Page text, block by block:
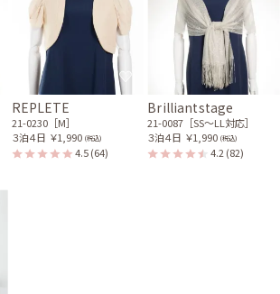
はひざ丈でした。 友人にも好評でした。 好きなブ
てうれしかったです。
REPLETE
21-0230［M］
３泊４日 ￥1,990 (税込)
4.5(64)
Brilliantstage
21-0087［SS〜LL対応］
３泊４日 ￥1,990 (税込)
4.2(82)